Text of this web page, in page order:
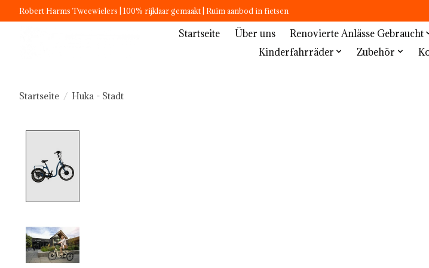
Robert Harms Tweewielers | 100% rijklaar gemaakt | Ruim aanbod in fietsen
Startseite Über uns Renovierte Anlässe Gebraucht
Kinderfahrräder
Zubehör
Startseite / Huka - Stadt